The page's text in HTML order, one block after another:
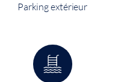
Parking extérieur